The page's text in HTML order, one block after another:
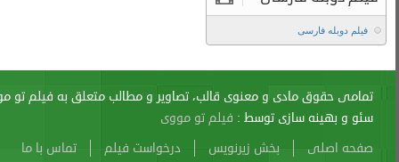
از آن پیگرد قانونی دارد.
sitemap Atom Cache Search Alexa